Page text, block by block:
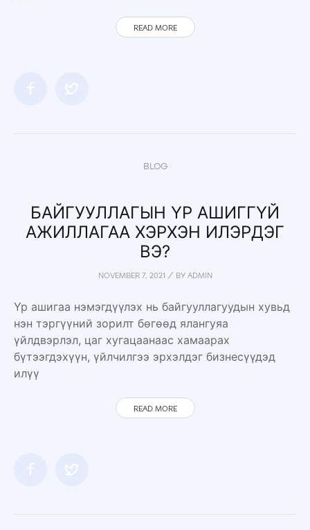
READ MORE
BLOG
БАЙГУУЛЛАГЫН ҮР АШИГГҮЙ
АЖИЛЛАГАА ХЭРХЭН ИЛЭРДЭГ
ВЭ?
NOVEMBER 7, 2021 / BY ADMIN
Үр ашигаа нэмэгдүүлэх нь байгууллагуудын хувьд
нэн тэргүүний зорилт бөгөөд ялангуяа
үйлдвэрлэл, цаг хугацаанаас хамаарах
бүтээгдэхүүн, үйлчилгээ эрхэлдэг бизнесүүдэд
илүү
READ MORE